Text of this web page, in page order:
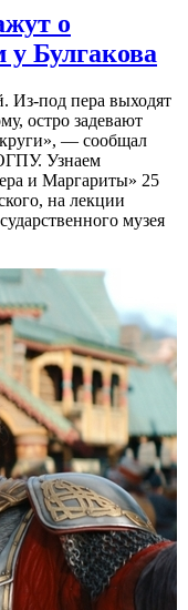
о
Булгакова
Из-под пера выходят
остро задевают
— сообщал
Узнаем
и Маргариты» 25
на лекции
музея